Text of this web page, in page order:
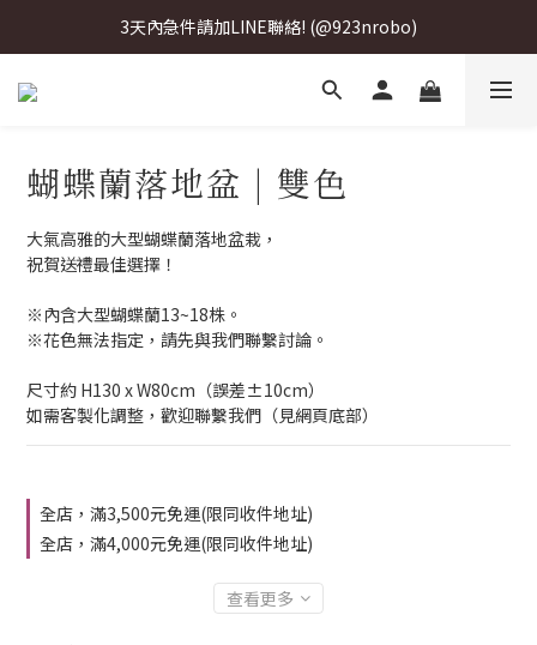
3天內急件請加LINE聯絡! (@923nrobo)
3天內急件請加LINE聯絡! (@923nrobo)
3天內急件請加LINE聯絡! (@923nrobo)
蝴蝶蘭落地盆 | 雙色
大氣高雅的大型蝴蝶蘭落地盆栽，
祝賀送禮最佳選擇！
※內含大型蝴蝶蘭13~18株。
※花色無法指定，請先與我們聯繫討論。
尺寸約 H130 x W80cm（誤差±10cm）
如需客製化調整，歡迎聯繫我們（見網頁底部）
全店，滿3,500元免運(限同收件地址)
全店，滿4,000元免運(限同收件地址)
查看更多